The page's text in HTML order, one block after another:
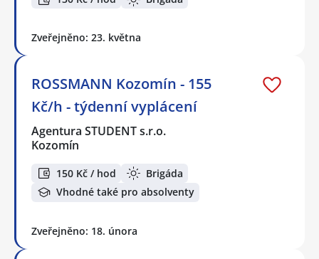
Zveřejněno: 23. května
ROSSMANN Kozomín - 155
Kč/h - týdenní vyplácení
Agentura STUDENT s.r.o.
Kozomín
150 Kč / hod
Brigáda
Vhodné také pro absolventy
Zveřejněno: 18. února